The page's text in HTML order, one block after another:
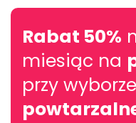
Rabat 50%
miesiąc na
przy wyborze